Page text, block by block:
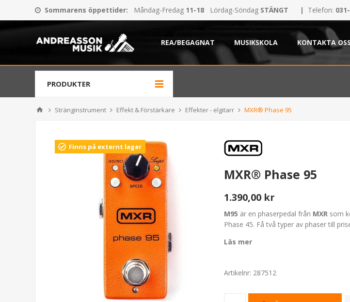
Sommarens öppettider: Måndag-Fredag 11-18 Lördag-Söndag STÄNGT | Telefon:
REA/BEGAGNAT MUSIKSKOLA KONTAKTA
PRODUKTER
Stränginstrument Effekt & Förstärkare Effekter - elgitarr MXR® Phase 95
Finns på externt lager
MXR® Phase 95
1.390,00 kr
M95 är en phaserpedal från MXR som
Phase 45. Få två typer av phaser till
Läs mer
Artikelnr: 287512